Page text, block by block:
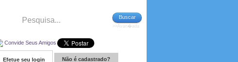
Buscar
>>Avan�ada
Convide Seus Amigos
Efetue seu login Não é cadastrado?